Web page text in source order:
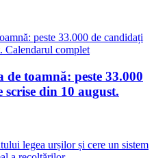
de toamnă: peste 33.000
din 10 august.